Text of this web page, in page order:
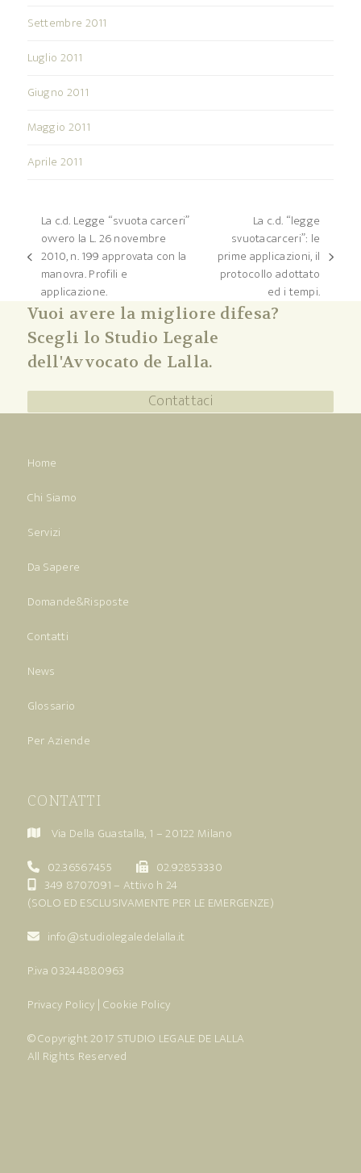
Settembre 2011
Luglio 2011
Giugno 2011
Maggio 2011
Aprile 2011
post
precedente:
La c.d. Legge “svuota carceri”
ovvero la L. 26 novembre
2010, n. 199 approvata con la
manovra. Profili e
applicazione.
articolo
successivo:
La c.d. “legge
svuotacarceri”: le
prime applicazioni, il
protocollo adottato
ed i tempi.
Vuoi avere la migliore difesa?
Scegli lo Studio Legale
dell'Avvocato de Lalla.
Contattaci
Home
Chi Siamo
Servizi
Da Sapere
Domande&Risposte
Contatti
News
Glossario
Per Aziende
CONTATTI
Via Della Guastalla, 1 – 20122 Milano
02.36567455
02.92853330
349 8707091 – Attivo h 24
(SOLO ED ESCLUSIVAMENTE PER LE EMERGENZE)
info@studiolegaledelalla.it
P.iva 03244880963
Privacy Policy | Cookie Policy
© Copyright 2017 STUDIO LEGALE DE LALLA
All Rights Reserved